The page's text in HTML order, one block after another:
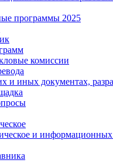
программы 2025
комиссии
и иных документах,
и